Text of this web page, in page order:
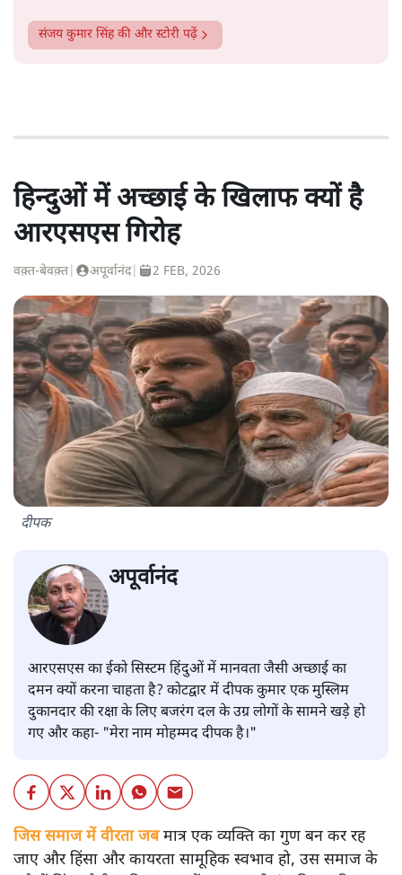
संजय कुमार सिंहकी और स्टोरी पढ़ें
हिन्दुओं में अच्छाई के खिलाफ क्यों है
आरएसएस गिरोह
वक़्त-बेवक़्त अपूर्वानंद| 2 FEB, 2026
दीपक
अपूर्वानंद
आरएसएस का ईको सिस्टम हिंदुओं में मानवता जैसी अच्छाई का
दमन क्यों करना चाहता है? कोटद्वार में दीपक कुमार एक मुस्लिम
दुकानदार की रक्षा के लिए बजरंग दल के उग्र लोगों के सामने खड़े हो
गए और कहा- "मेरा नाम मोहम्मद दीपक है।"
जिस समाज में वीरता जबमात्र एक व्यक्ति का गुण बन कर रह
जाए और हिंसा और कायरता सामूहिक स्वभाव हो, उस समाज के